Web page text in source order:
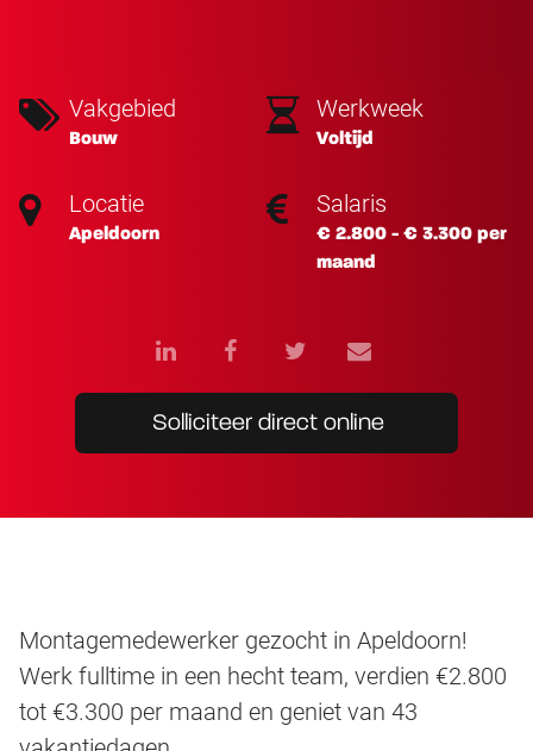
Vakgebied
Bouw
Werkweek
Voltijd
Locatie
Apeldoorn
Salaris
€ 2.800 - € 3.300 per
maand
Solliciteer direct online
Montagemedewerker gezocht in Apeldoorn!
Werk fulltime in een hecht team, verdien €2.800
tot €3.300 per maand en geniet van 43